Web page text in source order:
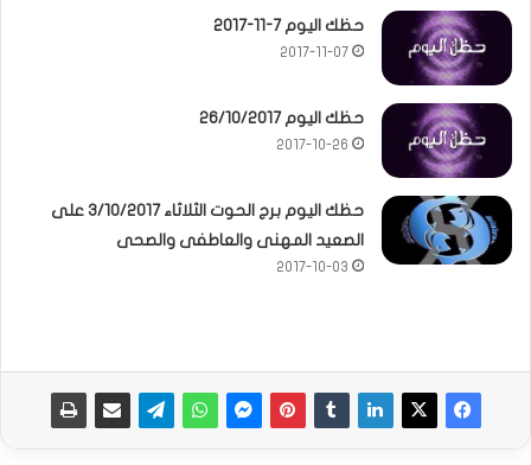
حظك اليوم 7-11-2017
2017-11-07
حظك اليوم 26/10/2017
2017-10-26
حظك اليوم برج الحوت الثلاثاء 3/10/2017 على
الصعيد المهنى والعاطفى والصحى
2017-10-03